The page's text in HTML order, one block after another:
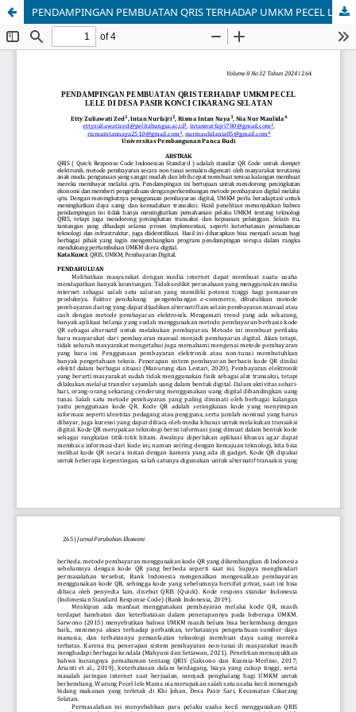
PENDAMPINGAN PEMBUATAN QRIS TERHADAP UMKM PECEL LELE DI DESA PASIR KONCI CIKARANG SELATAN